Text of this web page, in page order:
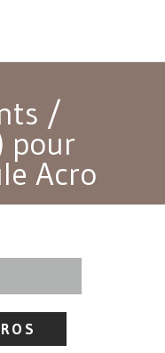
/
pour
Acro